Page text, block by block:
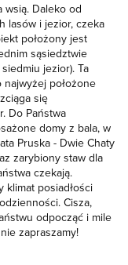
wsią. Daleko od
lasów i jezior, czeka
położony jest
sąsiedztwie
jezior). Ta
najwyżej położone
się
Do Państwa
domy z bala, w
Pruska - Dwie Chaty
zarybiony staw dla
czekają.
klimat posiadłości
Cisza,
odpocząć i mile
zapraszamy!